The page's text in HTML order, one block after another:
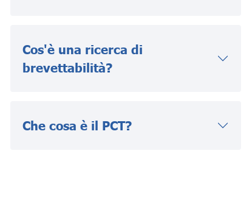
Cos'è una ricerca di
brevettabilità?
Che cosa è il PCT?